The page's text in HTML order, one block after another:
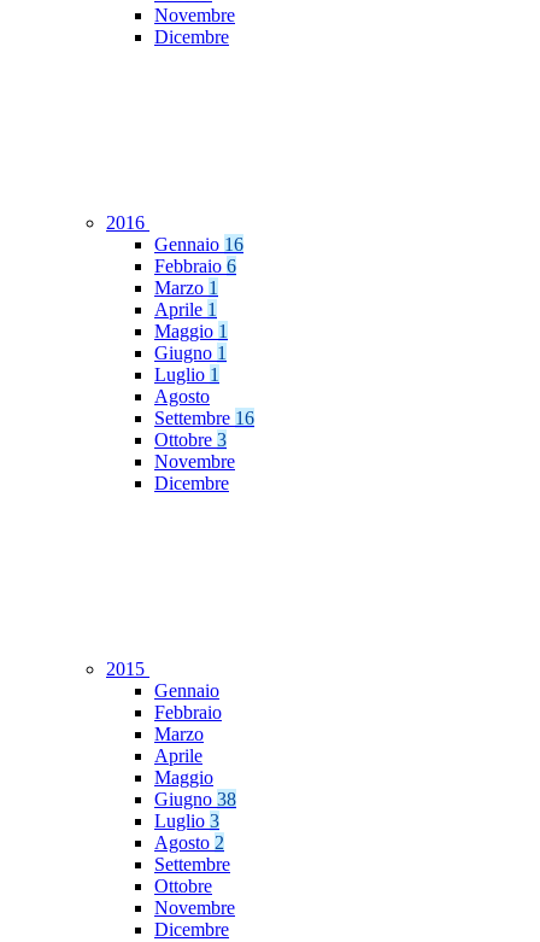
Novembre
Dicembre
2016
Gennaio 16
Febbraio 6
Marzo 1
Aprile 1
Maggio 1
Giugno 1
Luglio 1
Agosto
Settembre 16
Ottobre 3
Novembre
Dicembre
2015
Gennaio
Febbraio
Marzo
Aprile
Maggio
Giugno 38
Luglio 3
Agosto 2
Settembre
Ottobre
Novembre
Dicembre